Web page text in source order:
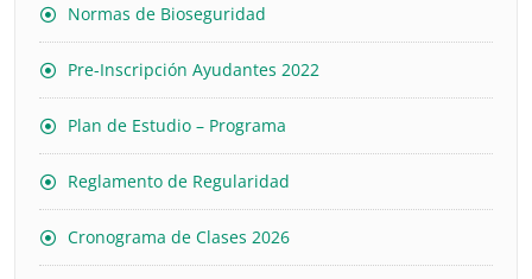
Normas de Bioseguridad
Pre-Inscripción Ayudantes 2022
Plan de Estudio – Programa
Reglamento de Regularidad
Cronograma de Clases 2026